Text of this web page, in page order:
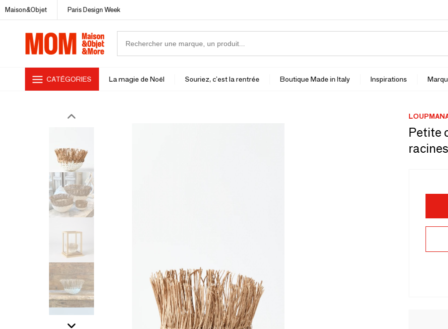
Maison&Objet Paris Design Week
CATÉGORIES La magie de Noël Souriez, c'est la rentrée Boutique Made in Italy Inspirations
Petite